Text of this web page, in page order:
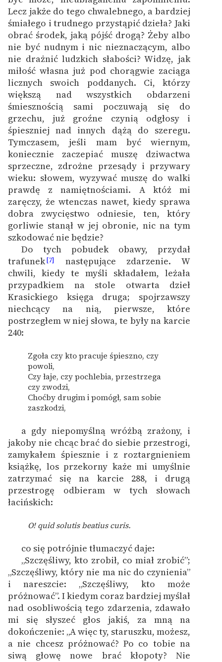
Deklaracja dostępności
Lecz jakże do tego chwalebnego, a bardziej
śmiałego i trudnego przystąpić dzieła? Jaki
obrać środek, jaką pójść drogą? Żeby albo
nie być nudnym i nic nieznaczącym, albo
nie drażnić ludzkich słabości? Widzę, jak
miłość własna już pod chorągwie zaciąga
licznych swoich poddanych. Ci, którzy
większą nad wszystkich obdarzeni
śmiesznością sami poczuwają się do
grzechu, już groźne czynią odgłosy i
śpieszniej nad innych dążą do szeregu.
Tymczasem, jeśli mam być wiernym,
koniecznie zaczepiać muszę dziwactwa
sprzeczne, zdrożne przesądy i przywary
wieku: słowem, wyzywać muszę do walki
prawdę z namiętnościami. A któż mi
zaręczy, że wtenczas nawet, kiedy sprawa
dobra zwycięstwo odniesie, ten, który
gorliwie stanął w jej obronie, nic na tym
szkodować nie będzie?
Do tych pobudek obawy, przydał
trafunek[7]
następujące zdarzenie. W
chwili, kiedy te myśli składałem, leżała
przypadkiem na stole otwarta dzieł
Krasickiego księga druga; spojrzawszy
niechcący na nią, pierwsze, które
postrzegłem w niej słowa, te były na karcie
240:
Zgoła czy kto pracuje śpieszno, czy
powoli,
Czy łaje, czy pochlebia, przestrzega
czy zwodzi,
Choćby drugim i pomógł, sam sobie
zaszkodzi,
a gdy niepomyślną wróżbą zrażony, i
jakoby nie chcąc brać do siebie przestrogi,
zamykałem śpiesznie i z roztargnieniem
książkę, los przekorny każe mi umyślnie
zatrzymać się na karcie 288, i drugą
przestrogę odbieram w tych słowach
łacińskich:
O! quid solutis beatius curis.
co się potrójnie tłumaczyć daje:
„Szczęśliwy, kto zrobił, co miał zrobić”;
„Szczęśliwy, który nie ma nic do czynienia”
i nareszcie: „Szczęśliwy, kto może
próżnować”. I kiedym coraz bardziej myślał
nad osobliwością tego zdarzenia, zdawało
mi się słyszeć głos jakiś, za mną na
dokończenie: „A więc ty, staruszku, możesz,
a nie chcesz próżnować? Po co tobie na
siwą głowę nowe brać kłopoty? Nie